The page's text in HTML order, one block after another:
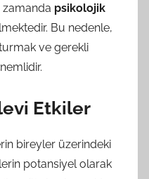
zamanda psikolojik
Bu nedenle,
ve gerekli
Etkiler
bireyler üzerindeki
potansiyel olarak